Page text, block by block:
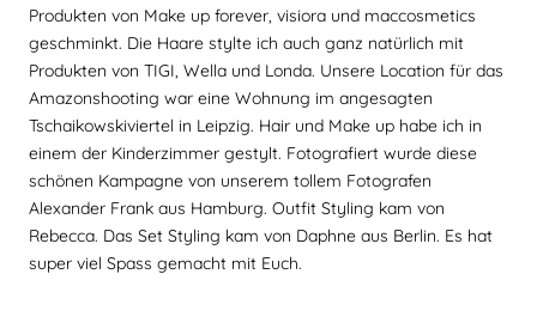
Produkten von Make up forever, visiora und maccosmetics
geschminkt. Die Haare stylte ich auch ganz natürlich mit
Produkten von TIGI, Wella und Londa. Unsere Location für das
Amazonshooting war eine Wohnung im angesagten
Tschaikowskiviertel in Leipzig. Hair und Make up habe ich in
einem der Kinderzimmer gestylt. Fotografiert wurde diese
schönen Kampagne von unserem tollem Fotografen
Alexander Frank aus Hamburg. Outfit Styling kam von
Rebecca. Das Set Styling kam von Daphne aus Berlin. Es hat
super viel Spass gemacht mit Euch.